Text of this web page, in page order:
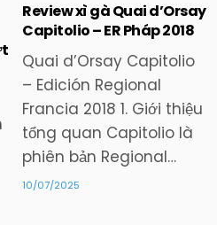
Posted
in
Review xì gà Quai d’Orsay
Capitolio – ER Pháp 2018
Quai d’Orsay Capitolio
– Edición Regional
Francia 2018 1. Giới thiệu
tổng quan Capitolio là
phiên bản Regional…
10/07/2025